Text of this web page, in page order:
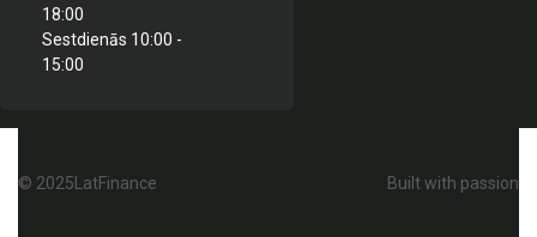
18:00
Sestdienās 10:00 -
15:00
© 2025LatFinance Built with passion